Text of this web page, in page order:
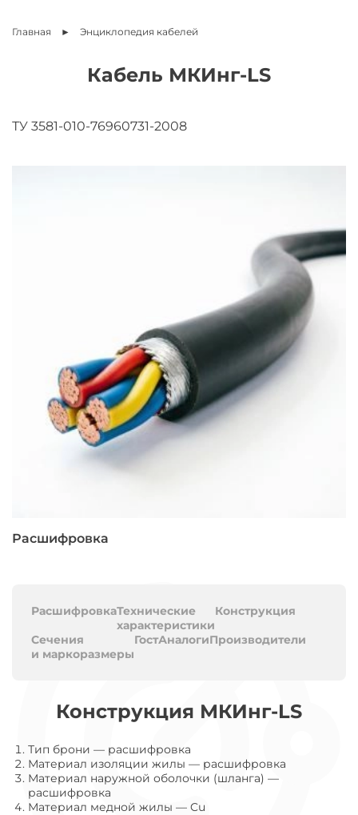
Главная Энциклопедия кабелей
Кабель МКИнг-LS
ТУ 3581-010-76960731-2008
Расшифровка
РасшифровкаТехнические
характеристики
Конструкция
Сечения
и маркоразмеры
ГостАналогиПроизводители
Конструкция МКИнг-LS
Тип брони — расшифровка
Материал изоляции жилы — расшифровка
Материал наружной оболочки (шланга) —
расшифровка
Материал медной жилы — Cu